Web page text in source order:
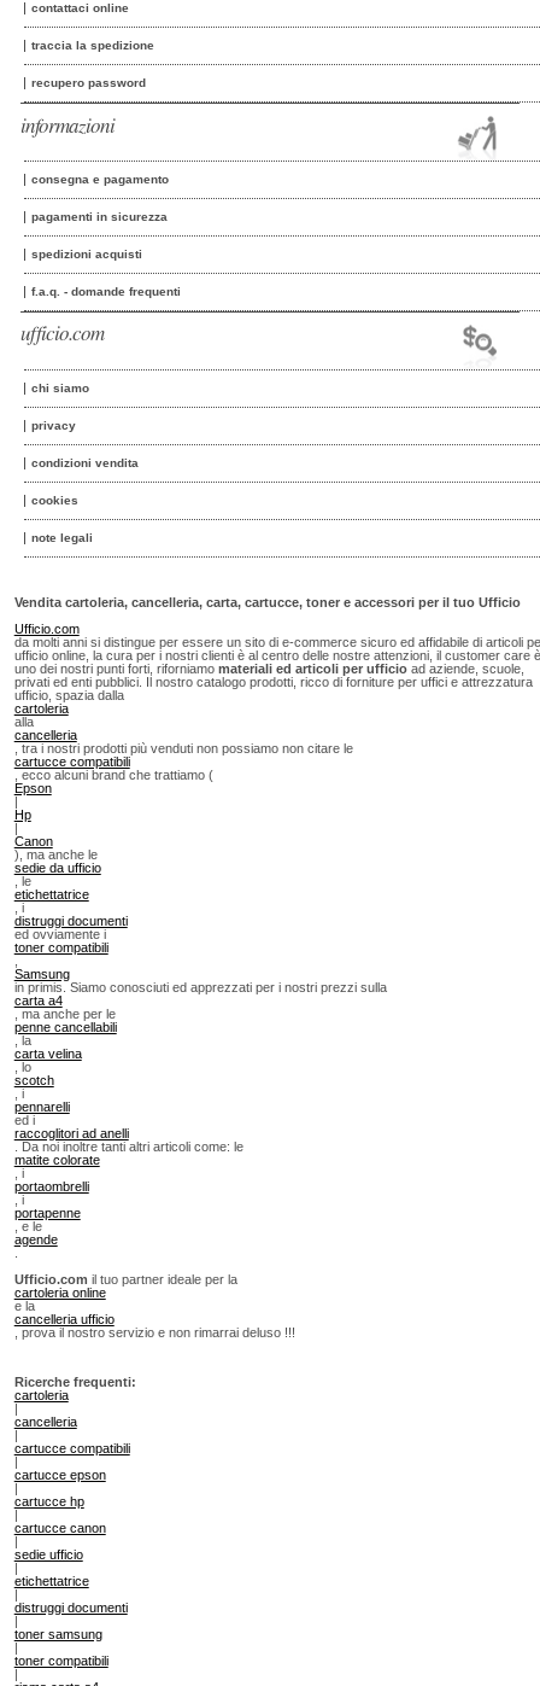
contattaci online
traccia la spedizione
recupero password
informazioni
consegna e pagamento
pagamenti in sicurezza
spedizioni acquisti
f.a.q. - domande frequenti
ufficio.com
chi siamo
privacy
condizioni vendita
cookies
note legali
Vendita cartoleria, cancelleria, carta, cartucce, toner e accessori per il tuo Ufficio
Ufficio.com
da molti anni si distingue per essere un sito di e-commerce sicuro ed affidabile di articoli
ufficio online, la cura per i nostri clienti è al centro delle nostre attenzioni, il customer care è
uno dei nostri punti forti, riforniamo materiali ed articoli per ufficioad aziende, scuole,
privati ed enti pubblici. Il nostro catalogo prodotti, ricco di forniture per uffici e attrezzatura
ufficio, spazia dalla
cartoleria
alla
cancelleria
, tra i nostri prodotti più venduti non possiamo non citare le
cartucce compatibili
, ecco alcuni brand che trattiamo (
Epson
|
Hp
|
Canon
), ma anche le
sedie da ufficio
, le
etichettatrice
, i
distruggi documenti
ed ovviamente i
toner compatibili
Samsung
in primis. Siamo conosciuti ed apprezzati per i nostri prezzi sulla
carta a4
, ma anche per le
penne cancellabili
, la
carta velina
, lo
scotch
, i
pennarelli
ed i
raccoglitori ad anelli
. Da noi inoltre tanti altri articoli come: le
matite colorate
, i
portaombrelli
, i
portapenne
, e le
agende
Ufficio.com il tuo partner ideale per la
cartoleria online
e la
cancelleria ufficio
, prova il nostro servizio e non rimarrai deluso !!!
Ricerche frequenti:
cartoleria
|
cancelleria
|
cartucce compatibili
|
cartucce epson
|
cartucce hp
|
cartucce canon
|
sedie ufficio
|
etichettatrice
|
distruggi documenti
|
toner samsung
|
toner compatibili
|